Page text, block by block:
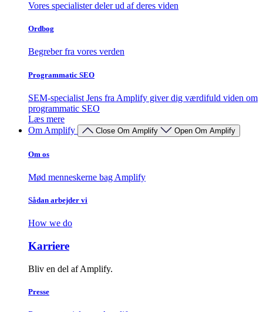
Vores specialister deler ud af deres viden
Ordbog
Begreber fra vores verden
Programmatic SEO
SEM-specialist Jens fra Amplify giver dig værdifuld viden om
programmatic SEO
Læs mere
Om Amplify
Close Om Amplify Open Om Amplify
Om os
Mød menneskerne bag Amplify
Sådan arbejder vi
How we do
Karriere
Bliv en del af Amplify.
Presse